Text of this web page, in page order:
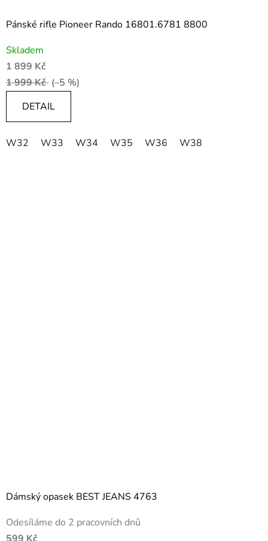
Pánské rifle Pioneer Rando 16801.6781 8800
Skladem
1 899 Kč
1 999 Kč (–5 %)
DETAIL
W32 W33 W34 W35 W36 W38
Dámský opasek BEST JEANS 4763
Odesíláme do 2 pracovních dnů